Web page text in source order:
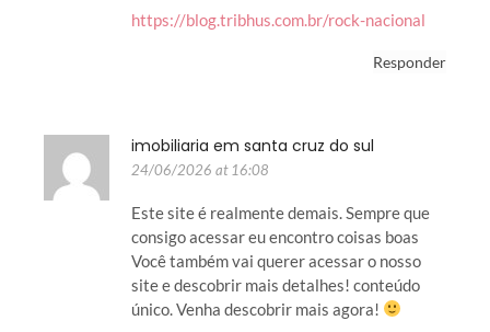
https://blog.tribhus.com.br/rock-nacional
Responder
imobiliaria em santa cruz do sul
24/06/2026 at 16:08
Este site é realmente demais. Sempre que
consigo acessar eu encontro coisas boas
Você também vai querer acessar o nosso
site e descobrir mais detalhes! conteúdo
único. Venha descobrir mais agora!